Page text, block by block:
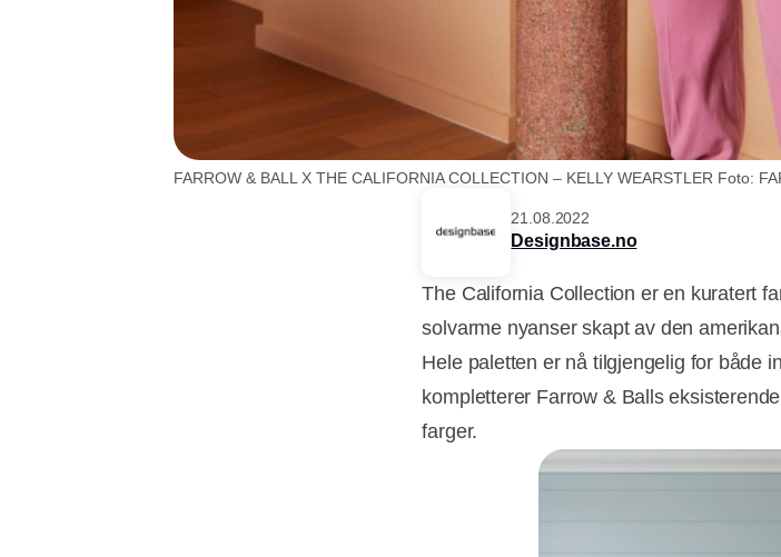
FARROW & BALL X THE CALIFORNIA COLLECTION – KELLY WEARSTLER Foto:
21.08.2022
Designbase.no
The California Collection er en kuratert
solvarme nyanser skapt av den
Hele paletten er nå tilgjengelig for både
kompletterer Farrow & Balls
farger.